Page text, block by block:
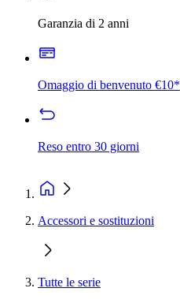
Garanzia di 2 anni
Omaggio di benvenuto €10*
Reso entro 30 giorni
Accessori e sostituzioni
Tutte le serie